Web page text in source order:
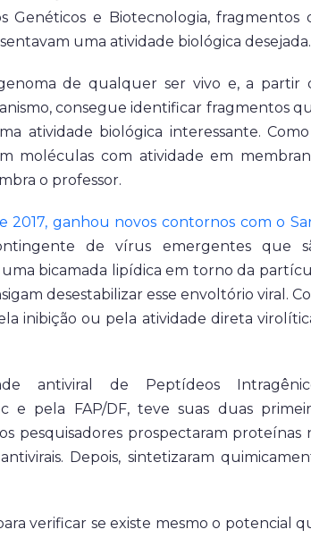
Genéticos e Biotecnologia, fragmentos
uma atividade biológica desejada.
de qualquer ser vivo e, a partir
consegue identificar fragmentos
atividade biológica interessante.
moléculas com atividade em
o professor.
2017, ganhou novos contornos com o
de vírus emergentes que
bicamada lipídica em torno da
desestabilizar esse envoltório viral.
inibição ou pela atividade direta
antiviral de Peptídeos
e pela FAP/DF, teve suas duas
pesquisadores prospectaram proteínas
Depois, sintetizaram
verificar se existe mesmo o potencial